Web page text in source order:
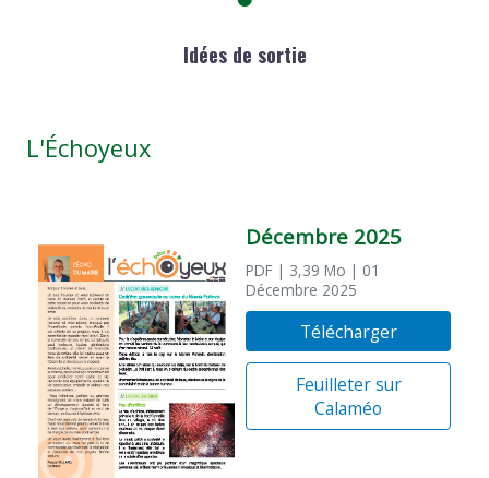
Idées de sortie
L'Échoyeux
Décembre 2025
PDF | 3,39 Mo | 01
Décembre 2025
Télécharger
Feuilleter sur
Calaméo